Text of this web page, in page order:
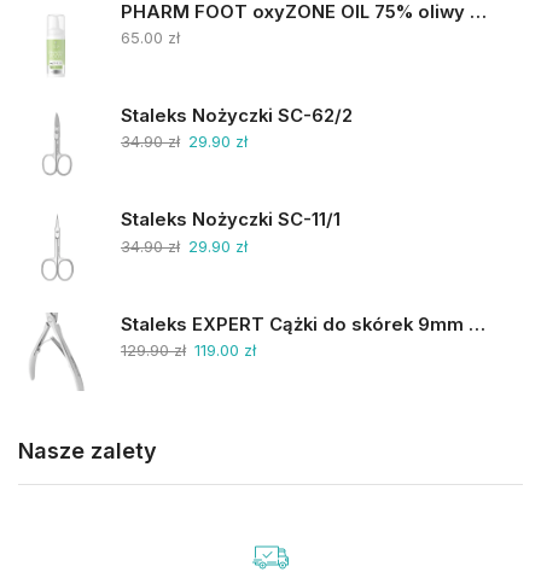
PHARM FOOT oxyZONE OIL 75% oliwy ozonowanej i smocza krew 15ml
65.00 zł
Staleks Nożyczki SC-62/2
34.90zł 29.90 zł
Staleks Nożyczki SC-11/1
34.90zł 29.90 zł
Staleks EXPERT Cążki do skórek 9mm NE-90-9
129.90zł 119.00 zł
Nasze zalety